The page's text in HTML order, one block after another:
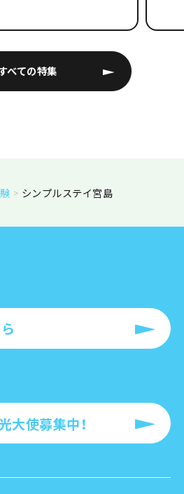
べての特集
シンプルステイ宮島
大使募集中！